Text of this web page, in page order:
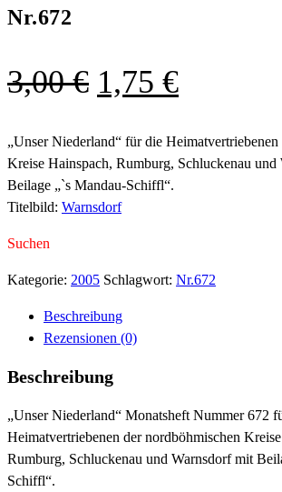
Nr.672
3,00€ Ursprünglicher
war:
3,00 €
1,75 €Aktueller
ist:
1,75 €.
„Unser Niederland“ für die
Kreise Hainspach, Rumburg, Schluckenau und
Beilage „`s Mandau-Schiffl“.
Titelbild: Warnsdorf
Suchen
Kategorie: 2005 Schlagwort: Nr.672
Beschreibung
Rezensionen (0)
Beschreibung
„Unser Niederland“ Monatsheft Nummer 672
Heimatvertriebenen der nordböhmischen
Rumburg, Schluckenau und Warnsdorf mit
Schiffl“.